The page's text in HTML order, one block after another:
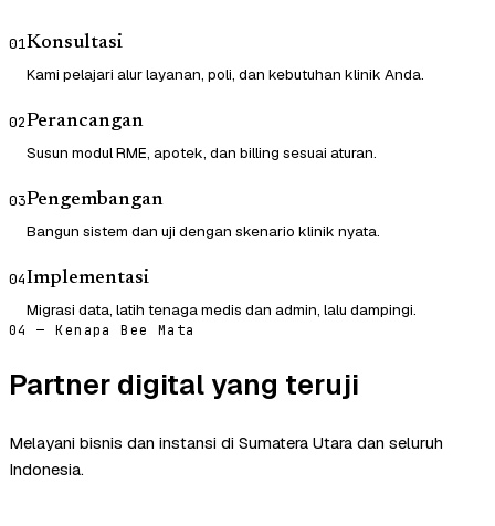
01Konsultasi
Kami pelajari alur layanan, poli, dan kebutuhan klinik Anda.
02Perancangan
Susun modul RME, apotek, dan billing sesuai aturan.
03Pengembangan
Bangun sistem dan uji dengan skenario klinik nyata.
04Implementasi
Migrasi data, latih tenaga medis dan admin, lalu dampingi.
04 — Kenapa Bee Mata
Partner digital yang teruji
Melayani bisnis dan instansi di Sumatera Utara dan seluruh
Indonesia.